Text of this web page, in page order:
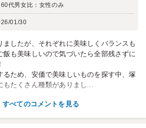
代男女比： 女性のみ
01/30
ましたが、それぞれに美味しくバランスも
飯も美味しいので気づいたら全部残さずに
るため、安価で美味しいものを探す中、塚
たくさん種類がありまし...
すべてのコメントを見る